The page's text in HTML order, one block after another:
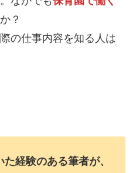
？
の仕事内容を知る人は
経験のある筆者が、